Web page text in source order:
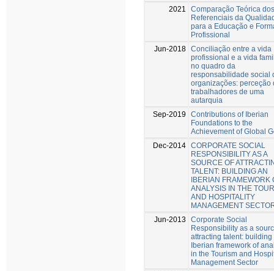
2021
Comparação Teórica dos
Referenciais da
para a Educação e
Profissional
Jun-2018 Conciliação entre a vida
profissional e a vida
no quadro da
responsabilidade social
organizações: perceção
trabalhadores de uma
autarquia
Sep-2019
Contributions of Iberian
Foundations to the
Achievement of Global
Dec-2014 CORPORATE SOCIAL
RESPONSIBILITY AS A
SOURCE OF
TALENT: BUILDING AN
IBERIAN FRAMEWORK
ANALYSIS IN THE
AND HOSPITALITY
MANAGEMENT
Jun-2013
Corporate Social
Responsibility as a
attracting talent: building
Iberian framework of
in the Tourism and
Management Sector